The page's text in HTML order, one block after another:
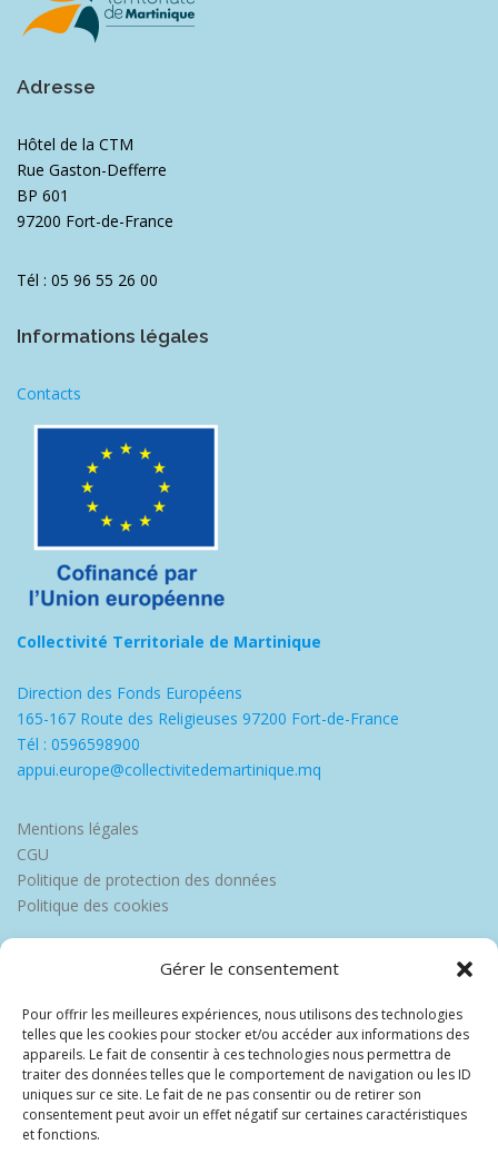
Gérer le consentement
Pour offrir les meilleures expériences, nous utilisons des technologies
telles que les cookies pour stocker et/ou accéder aux informations des
appareils. Le fait de consentir à ces technologies nous permettra de
traiter des données telles que le comportement de navigation ou les ID
uniques sur ce site. Le fait de ne pas consentir ou de retirer son
consentement peut avoir un effet négatif sur certaines caractéristiques
et fonctions.
Adresse
Hôtel de la CTM
Rue Gaston-Defferre
BP 601
97200 Fort-de-France
Tél : 05 96 55 26 00
Informations légales
Contacts
Collectivité Territoriale de Martinique
Direction des Fonds Européens
165-167 Route des Religieuses 97200 Fort-de-France
Tél : 0596598900
appui.europe@collectivitedemartinique.mq
Mentions légales
CGU
Politique de protection des données
Politique des cookies